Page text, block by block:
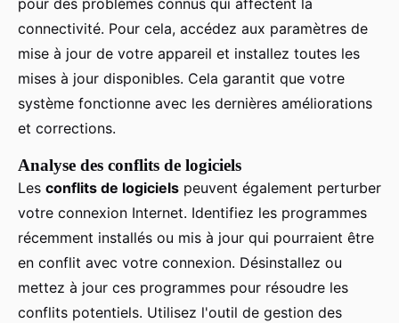
pour des problèmes connus qui affectent la
connectivité. Pour cela, accédez aux paramètres de
mise à jour de votre appareil et installez toutes les
mises à jour disponibles. Cela garantit que votre
système fonctionne avec les dernières améliorations
et corrections.
Analyse des conflits de logiciels
Les conflits de logiciels peuvent également perturber
votre connexion Internet. Identifiez les programmes
récemment installés ou mis à jour qui pourraient être
en conflit avec votre connexion. Désinstallez ou
mettez à jour ces programmes pour résoudre les
conflits potentiels. Utilisez l'outil de gestion des